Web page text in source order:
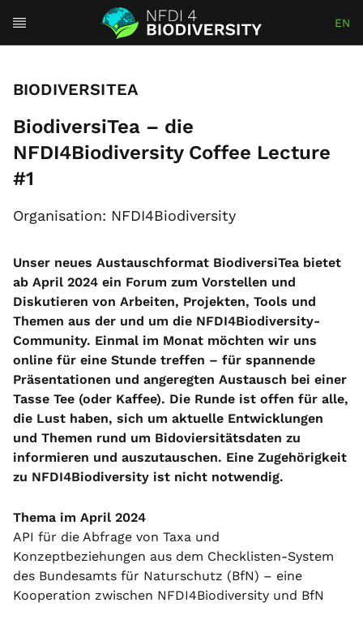
EN
BIODIVERSITEA
BiodiversiTea – die
NFDI4Biodiversity Coffee Lecture
#1
Organisation: NFDI4Biodiversity
Unser neues Austauschformat BiodiversiTea bietet
ab April 2024 ein Forum zum Vorstellen und
Diskutieren von Arbeiten, Projekten, Tools und
Themen aus der und um die NFDI4Biodiversity-
Community. Einmal im Monat möchten wir uns
online für eine Stunde treffen – für spannende
Präsentationen und angeregten Austausch bei einer
Tasse Tee (oder Kaffee). Die Runde ist offen für alle,
die Lust haben, sich um aktuelle Entwicklungen
und Themen rund um Bidoviersitätsdaten zu
informieren und auszutauschen. Eine Zugehörigkeit
zu NFDI4Biodiversity ist nicht notwendig.
Thema im April 2024
API für die Abfrage von Taxa und
Konzeptbeziehungen aus dem Checklisten-System
des Bundesamts für Naturschutz (BfN) – eine
Kooperation zwischen NFDI4Biodiversity und BfN